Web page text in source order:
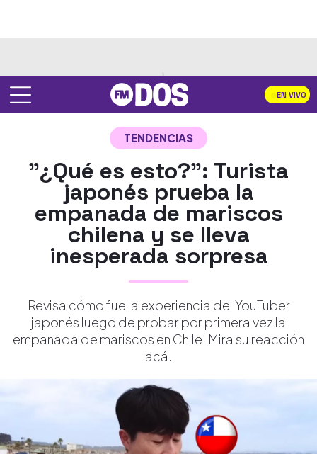
EN VIVO
TENDENCIAS
"¿Qué es esto?": Turista
japonés prueba la
empanada de mariscos
chilena y se lleva
inesperada sorpresa
Revisa cómo fue la experiencia del YouTuber
japonés luego de probar por primera vez la
empanada de mariscos en Chile. Mira su reacción
acá.